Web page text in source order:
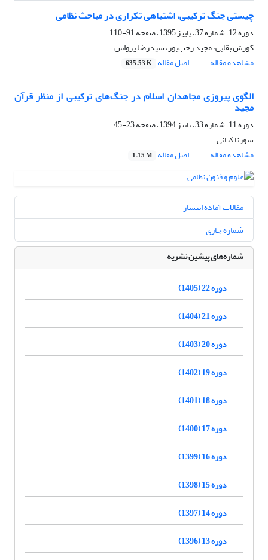
چیستی جنگ ترکیبی، اشتباهی تکراری در مباحث نظامی
دوره 12، شماره 37، پاییز 1395، صفحه
91-110
کورش بقایی، مجید رجب‌پور، سیدرضا پرواس
مشاهده مقاله
اصل مقاله 635.53 K
الگوی پیروزی مجاهدان اسلام در جنگ‌های ترکیبی از منظر قرآن
مجید
دوره 11، شماره 33، پاییز 1394، صفحه
23-45
سورنا کیانی
مشاهده مقاله
اصل مقاله 1.15 M
مقالات آماده انتشار
شماره جاری
شماره‌های پیشین نشریه
دوره 22 (1405)
دوره 21 (1404)
دوره 20 (1403)
دوره 19 (1402)
دوره 18 (1401)
دوره 17 (1400)
دوره 16 (1399)
دوره 15 (1398)
دوره 14 (1397)
دوره 13 (1396)